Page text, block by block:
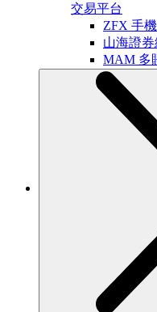
交易平台
ZFX 手
山海證
MAM 多